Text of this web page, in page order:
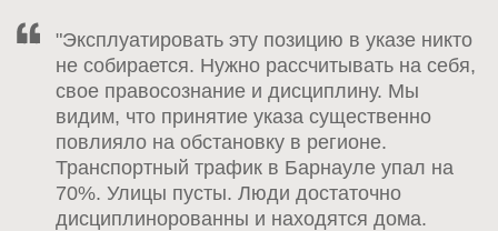
"Эксплуатировать эту позицию в указе никто
не собирается. Нужно рассчитывать на себя,
свое правосознание и дисциплину. Мы
видим, что принятие указа существенно
повлияло на обстановку в регионе.
Транспортный трафик в Барнауле упал на
70%. Улицы пусты. Люди достаточно
дисциплинорованны и находятся дома.